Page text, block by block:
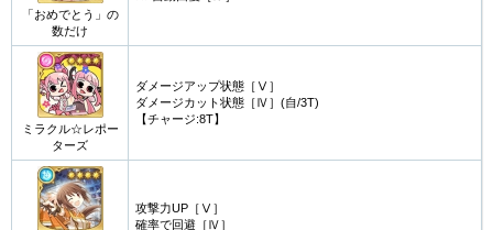
「おめでとう」の
数だけ
ミラクル☆レポー
ターズ
ダメージアップ状態［Ⅴ］
ダメージカット状態［Ⅳ］(自/3T)
【チャージ:8T】
攻撃力UP［Ⅴ］
確率で回避［Ⅳ］